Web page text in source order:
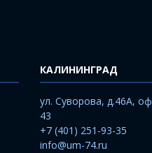
КАЛИНИНГРАД
ул. Суворова, д.46А, оф
43
+7 (401) 251-93-35
info@um-74.ru